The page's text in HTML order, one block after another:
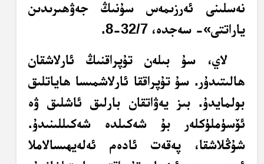
نەسلىنى ئەرزىمەس سۇنىڭ جەۋھىرىدىن
ياراتتى»- سەجدە، 32/7-8.
لاي، سۇ بىلەن تۇپراقنىڭ ئارلاشقان
ھالىتىدۇر. سۇ تۇپراققا ئارلاشمىسا ھاياتلىق
بولمايدۇ. بىز يەۋاتقان بارلىق ئاشلىق ۋە
ئۆسۈملۈكلەر بۇ شەكىلدە شەكىللىنىدۇ.
شۇڭلاشقا، پەقەت ئادەم ئەلەيھىسالاملا